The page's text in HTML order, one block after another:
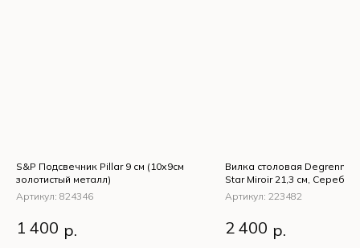
S&P Подсвечник Pillar 9 см (10х9см
золотистый металл)
Артикул: 824346
S&P Подсвечник Pillar 9 см
(10х9см золотистый
1 400 р.
Вилка столовая Degrenne
Star Miroir 21,3 см,
Артикул: 223482
Вилка столовая
Guest Star Miroir 21,3
2 400 р.